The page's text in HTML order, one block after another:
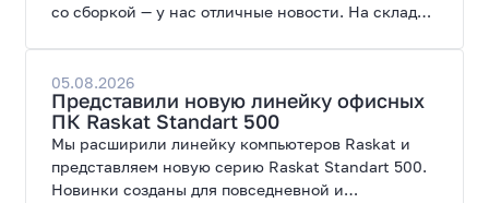
со сборкой — у нас отличные новости. На склад
современных игр и работы с нейросетями.
05.08.2026
Представили новую линейку офисных
ПК Raskat Standart 500
Мы расширили линейку компьютеров Raskat и
представляем новую серию Raskat Standart 500.
Новинки созданы для повседневной и